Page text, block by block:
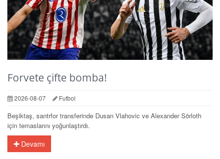
Forvete çifte bomba!
2026-08-07 Futbol
Beşiktaş, santrfor transferinde Dusan Vlahovic ve Alexander Sörloth
için temaslarını yoğunlaştırdı.
Devamı